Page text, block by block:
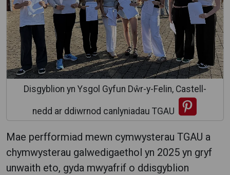
Disgyblion yn Ysgol Gyfun Dŵr-y-Felin, Castell-
nedd ar ddiwrnod canlyniadau TGAU
Mae perfformiad mewn cymwysterau TGAU a
chymwysterau galwedigaethol yn 2025 yn gryf
unwaith eto, gyda mwyafrif o ddisgyblion